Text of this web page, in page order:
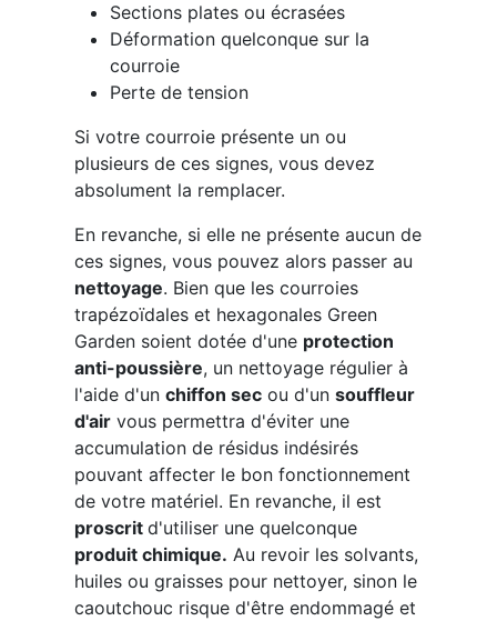
Sections plates ou écrasées
Déformation quelconque sur la
courroie
Perte de tension
Si votre courroie présente un ou
plusieurs de ces signes, vous devez
absolument la remplacer.
En revanche, si elle ne présente aucun de
ces signes, vous pouvez alors passer au
nettoyage. Bien que les courroies
trapézoïdales et hexagonales Green
Garden soient dotée d'une protection
anti-poussière, un nettoyage régulier à
l'aide d'unchiffon sec ou d'unsouffleur
d'air vous permettra d'éviter une
accumulation de résidus indésirés
pouvant affecter le bon fonctionnement
de votre matériel. En revanche, il est
proscritd'utiliser une quelconque
produit chimique. Au revoir les solvants,
huiles ou graisses pour nettoyer, sinon le
caoutchouc risque d'être endommagé et